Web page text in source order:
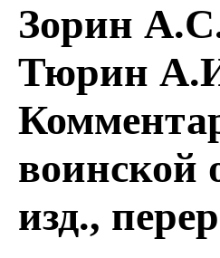
Зорин
Тюрин
воинской
изд.,